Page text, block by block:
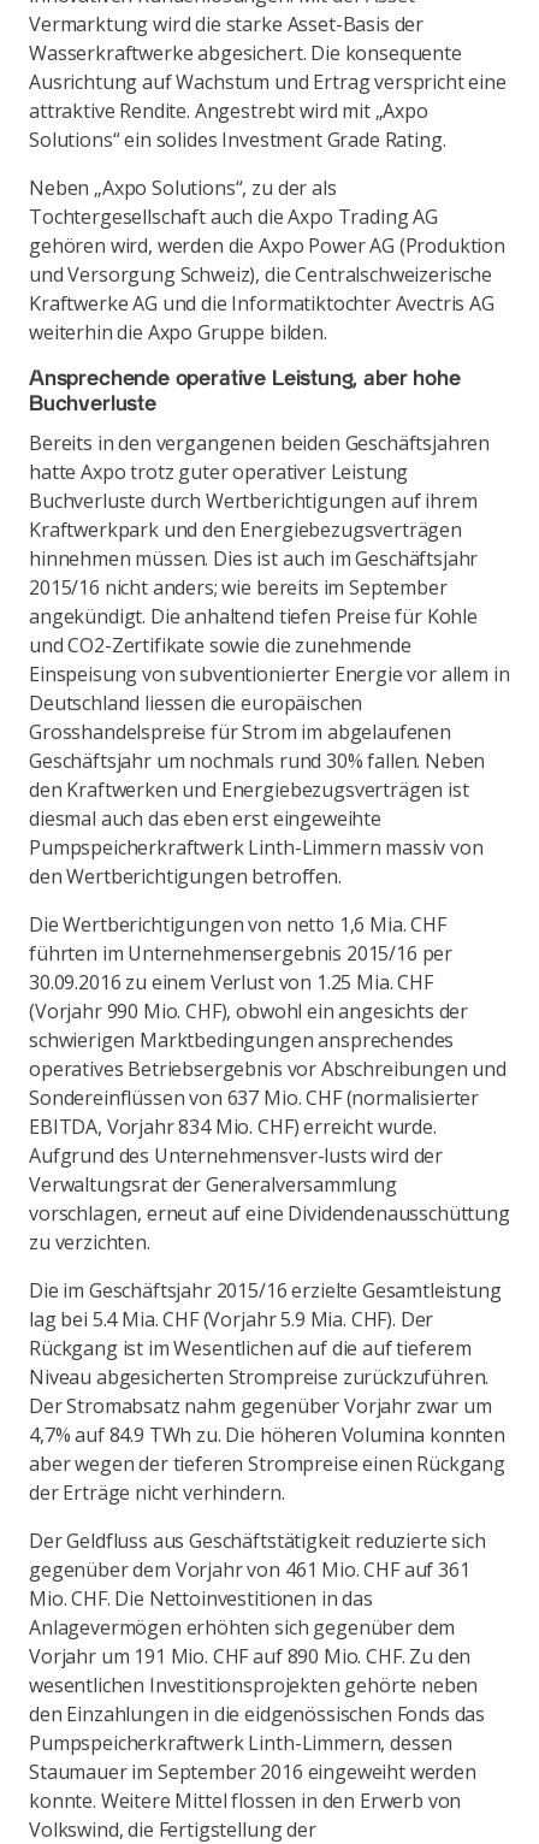
Vermarktung wird die starke Asset-Basis der
Wasserkraftwerke abgesichert. Die konsequente
Ausrichtung auf Wachstum und Ertrag verspricht eine
attraktive Rendite. Angestrebt wird mit „Axpo
Solutions“ ein solides Investment Grade Rating.
Neben „Axpo Solutions“, zu der als
Tochtergesellschaft auch die Axpo Trading AG
gehören wird, werden die Axpo Power AG (Produktion
und Versorgung Schweiz), die Centralschweizerische
Kraftwerke AG und die Informatiktochter Avectris AG
weiterhin die Axpo Gruppe bilden.
Ansprechende operative Leistung, aber hohe
Buchverluste
Bereits in den vergangenen beiden Geschäftsjahren
hatte Axpo trotz guter operativer Leistung
Buchverluste durch Wertberichtigungen auf ihrem
Kraftwerkpark und den Energiebezugsverträgen
hinnehmen müssen. Dies ist auch im Geschäftsjahr
2015/16 nicht anders; wie bereits im September
angekündigt. Die anhaltend tiefen Preise für Kohle
und CO2-Zertifikate sowie die zunehmende
Einspeisung von subventionierter Energie vor allem in
Deutschland liessen die europäischen
Grosshandelspreise für Strom im abgelaufenen
Geschäftsjahr um nochmals rund 30% fallen. Neben
den Kraftwerken und Energiebezugsverträgen ist
diesmal auch das eben erst eingeweihte
Pumpspeicherkraftwerk Linth-Limmern massiv von
den Wertberichtigungen betroffen.
Die Wertberichtigungen von netto 1,6 Mia. CHF
führten im Unternehmensergebnis 2015/16 per
30.09.2016 zu einem Verlust von 1.25 Mia. CHF
(Vorjahr 990 Mio. CHF), obwohl ein angesichts der
schwierigen Marktbedingungen ansprechendes
operatives Betriebsergebnis vor Abschreibungen und
Sondereinflüssen von 637 Mio. CHF (normalisierter
EBITDA, Vorjahr 834 Mio. CHF) erreicht wurde.
Aufgrund des Unternehmensver-lusts wird der
Verwaltungsrat der Generalversammlung
vorschlagen, erneut auf eine Dividendenausschüttung
zu verzichten.
Die im Geschäftsjahr 2015/16 erzielte Gesamtleistung
lag bei 5.4 Mia. CHF (Vorjahr 5.9 Mia. CHF). Der
Rückgang ist im Wesentlichen auf die auf tieferem
Niveau abgesicherten Strompreise zurückzuführen.
Der Stromabsatz nahm gegenüber Vorjahr zwar um
4,7% auf 84.9 TWh zu. Die höheren Volumina konnten
aber wegen der tieferen Strompreise einen Rückgang
der Erträge nicht verhindern.
Der Geldfluss aus Geschäftstätigkeit reduzierte sich
gegenüber dem Vorjahr von 461 Mio. CHF auf 361
Mio. CHF. Die Nettoinvestitionen in das
Anlagevermögen erhöhten sich gegenüber dem
Vorjahr um 191 Mio. CHF auf 890 Mio. CHF. Zu den
wesentlichen Investitionsprojekten gehörte neben
den Einzahlungen in die eidgenössischen Fonds das
Pumpspeicherkraftwerk Linth-Limmern, dessen
Staumauer im September 2016 eingeweiht werden
konnte. Weitere Mittel flossen in den Erwerb von
Volkswind, die Fertigstellung der